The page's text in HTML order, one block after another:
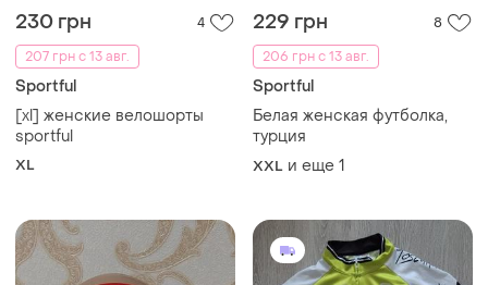
230 грн
4
207 грн с 13 авг.
Sportful
[xl] женские велошорты
sportful
XL
229 грн
8
206 грн с 13 авг.
Sportful
Белая женская футболка,
турция
XXL и еще 1